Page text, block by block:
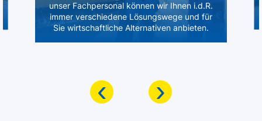
unser Fachpersonal können wir Ihnen i.d.R.
immer verschiedene Lösungswege und für
Sie wirtschaftliche Alternativen anbieten.
‹ ›